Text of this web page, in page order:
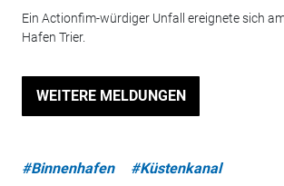
Ein Actionfim-würdiger Unfall ereignete sich
Hafen Trier.
WEITERE MELDUNGEN
#Binnenhafen #Küstenkanal